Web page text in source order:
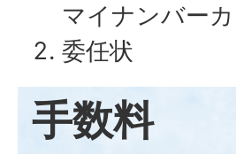
マイナンバー
委任状
手数料